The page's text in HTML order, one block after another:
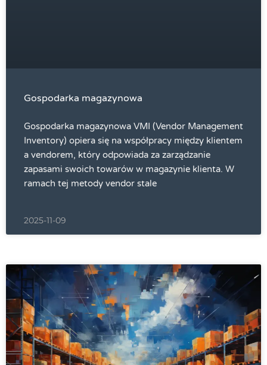
Gospodarka magazynowa
Gospodarka magazynowa VMI (Vendor Management
Inventory) opiera się na współpracy między klientem
a vendorem, który odpowiada za zarządzanie
zapasami swoich towarów w magazynie klienta. W
ramach tej metody vendor stale
2025-11-09